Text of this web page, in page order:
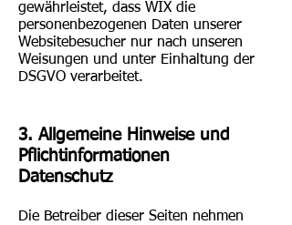
gewährleistet, dass WIX die
personenbezogenen Daten unserer
Websitebesucher nur nach unseren
Weisungen und unter Einhaltung der
DSGVO verarbeitet.
3. Allgemeine Hinweise und
Pflichtinformationen
Datenschutz
Die Betreiber dieser Seiten nehmen